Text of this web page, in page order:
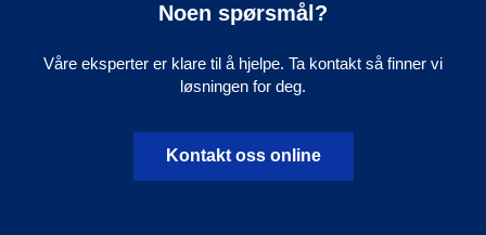
Noen spørsmål?
Våre eksperter er klare til å hjelpe. Ta kontakt så finner vi
løsningen for deg.
Kontakt oss online